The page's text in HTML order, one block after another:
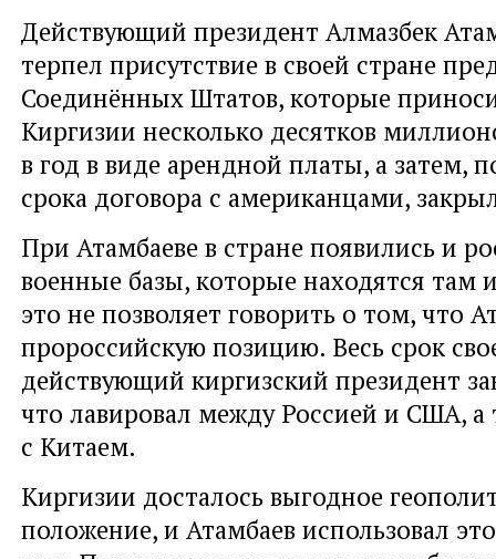
Действующий президент Алмазбек
терпел присутствие в своей стране
Соединённых Штатов, которые
Киргизии несколько десятков
в год в виде арендной платы, а затем,
срока договора с американцами,
При Атамбаеве в стране появились и
военные базы, которые находятся там
это не позволяет говорить о том, что
пророссийскую позицию. Весь срок
действующий киргизский президент
что лавировал между Россией и США, а
с Китаем.
Киргизии досталось выгодное
положение, и Атамбаев использовал